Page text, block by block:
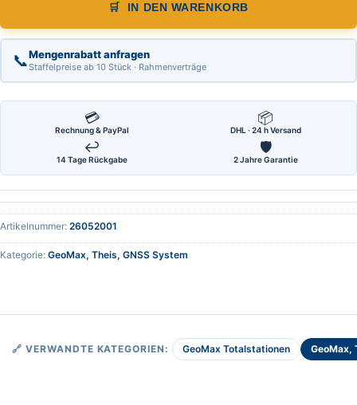
IN DEN WARENKORB
📞Mengenrabatt anfragen
Staffelpreise ab 10 Stück · Rahmenverträge
💳
Rechnung & PayPal
📦
DHL · 24 h Versand
↩
14 Tage Rückgabe
🛡
2 Jahre Garantie
Artikelnummer: 26052001
Kategorie: GeoMax, Theis, GNSS System
🔗 VERWANDTE KATEGORIEN: GeoMax Totalstationen GeoMax,